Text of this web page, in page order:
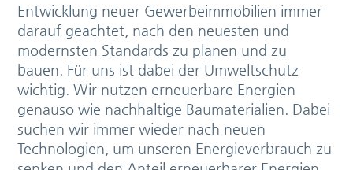
Entwicklung neuer Gewerbeimmobilien immer
darauf geachtet, nach den neuesten und
modernsten Standards zu planen und zu
bauen. Für uns ist dabei der Umweltschutz
wichtig. Wir nutzen erneuerbare Energien
genauso wie nachhaltige Baumaterialien. Dabei
suchen wir immer wieder nach neuen
Technologien, um unseren Energieverbrauch zu